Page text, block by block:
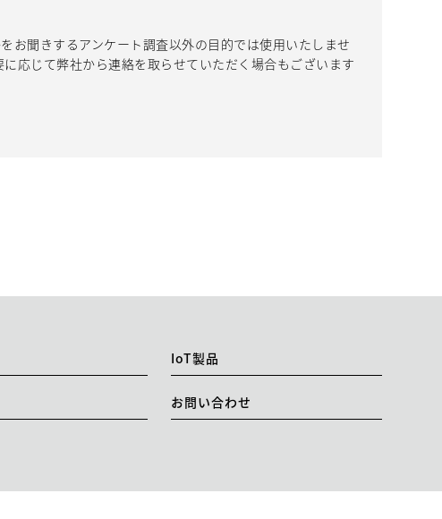
お聞きするアンケート調査以外の目的では使用いたしませ
応じて弊社から連絡を取らせていただく場合もございます
IoT製品
お問い合わせ